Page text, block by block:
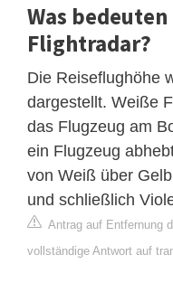
Was
Flightradar?
Die Reiseflughöhe
dargestellt. Weiße
das Flugzeug am
ein Flugzeug
von Weiß über
und schließlich
Antrag auf Entfernung
vollständige Antwort auf